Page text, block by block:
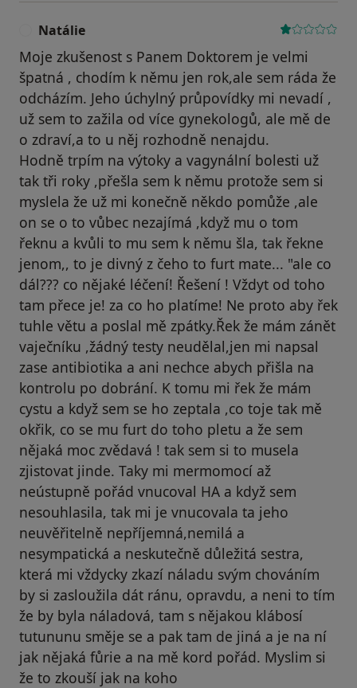
Natálie
Moje zkušenost s Panem Doktorem je velmi
špatná , chodím k němu jen rok,ale sem ráda že
odcházím. Jeho úchylný průpovídky mi nevadí ,
už sem to zažila od více gynekologů, ale mě de
o zdraví,a to u něj rozhodně nenajdu.
Hodně trpím na výtoky a vagynální bolesti už
tak tři roky ,přešla sem k němu protože sem si
myslela že už mi konečně někdo pomůže ,ale
on se o to vůbec nezajímá ,když mu o tom
řeknu a kvůli to mu sem k němu šla, tak řekne
jenom,, to je divný z čeho to furt mate... "ale co
dál??? co nějaké léčení! Řešení ! Vždyt od toho
tam přece je! za co ho platíme! Ne proto aby řek
tuhle větu a poslal mě zpátky.Řek že mám zánět
vaječníku ,žádný testy neudělal,jen mi napsal
zase antibiotika a ani nechce abych přišla na
kontrolu po dobrání. K tomu mi řek že mám
cystu a když sem se ho zeptala ,co toje tak mě
okřik, co se mu furt do toho pletu a že sem
nějaká moc zvědavá ! tak sem si to musela
zjistovat jinde. Taky mi mermomocí až
neústupně pořád vnucoval HA a když sem
nesouhlasila, tak mi je vnucovala ta jeho
neuvěřitelně nepříjemná,nemilá a
nesympatická a neskutečně důležitá sestra,
která mi vždycky zkazí náladu svým chováním
by si zasloužila dát ránu, opravdu, a neni to tím
že by byla náladová, tam s nějakou klábosí
tutununu směje se a pak tam de jiná a je na ní
jak nějaká fůrie a na mě kord pořád. Myslim si
že to zkouší jak na koho